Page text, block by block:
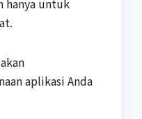
aplikasi Anda